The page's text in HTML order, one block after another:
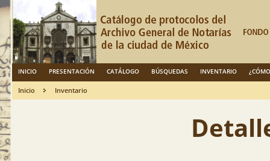
INICIO PRESENTACIÓN CATÁLOGO BÚSQUEDAS INVENTARIO
Inicio Inventario